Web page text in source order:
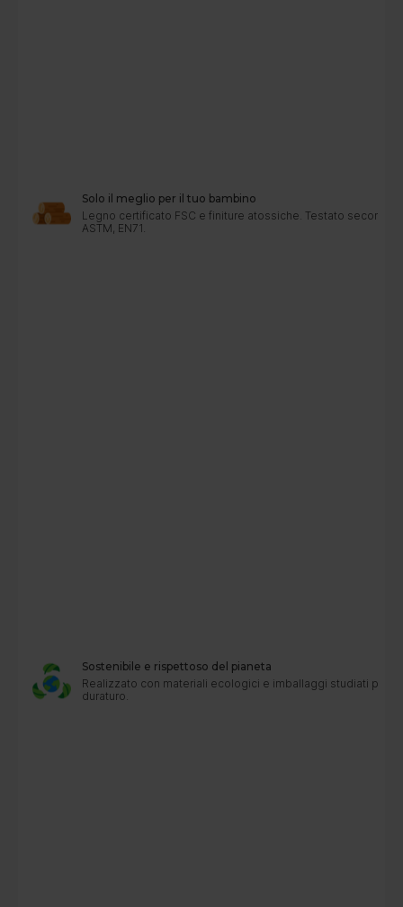
Solo il meglio per il tuo bambino
Legno certificato FSC e finiture atossiche. Testato secondo
ASTM, EN71.
Sostenibile e rispettoso del pianeta
Realizzato con materiali ecologici e imballaggi studiati per
duraturo.